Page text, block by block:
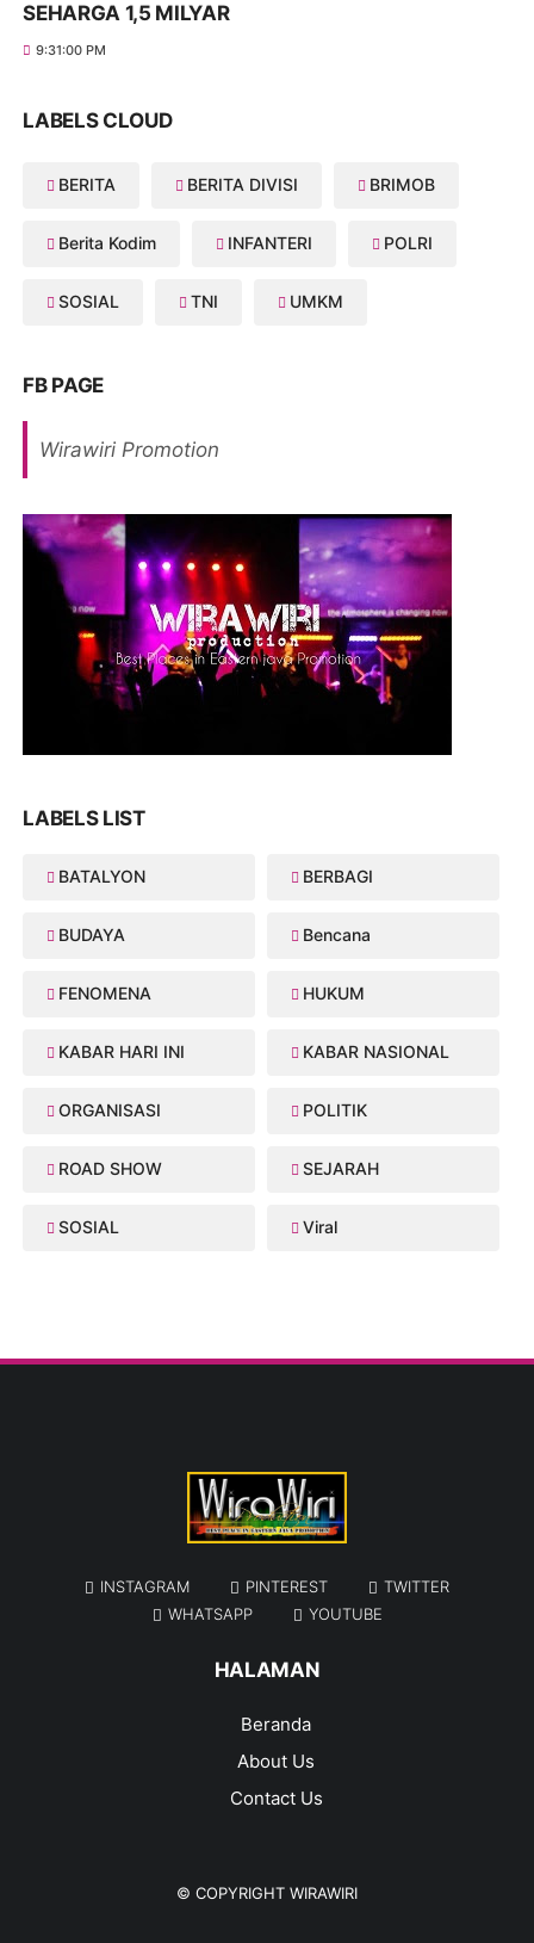
SEHARGA 1,5 MILYAR
9:31:00 PM
LABELS CLOUD
BERITA BERITA DIVISI BRIMOB
Berita Kodim INFANTERI POLRI
SOSIAL TNI UMKM
FB PAGE
Wirawiri Promotion
LABELS LIST
BATALYON BERBAGI
BUDAYA Bencana
FENOMENA HUKUM
KABAR HARI INI KABAR NASIONAL
ORGANISASI POLITIK
ROAD SHOW SEJARAH
SOSIAL Viral
INSTAGRAM PINTEREST
TWITTER
WHATSAPP
YOUTUBE
HALAMAN
Beranda
About Us
Contact Us
© COPYRIGHT WIRAWIRI